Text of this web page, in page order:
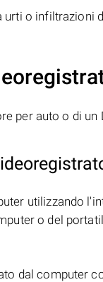
urti o infiltrazioni
per auto o di un
utilizzando
o del
dal computer